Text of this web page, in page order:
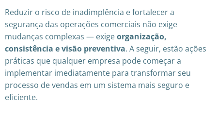
Reduzir o risco de inadimplência e fortalecer a
segurança das operações comerciais não exige
mudanças complexas — exigeorganização,
consistência e visão preventiva. A seguir, estão ações
práticas que qualquer empresa pode começar a
implementar imediatamente para transformar seu
processo de vendas em um sistema mais seguro e
eficiente.